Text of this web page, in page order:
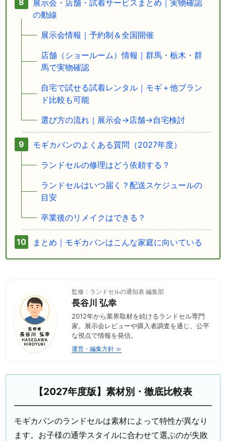
展示会・店舗・試着サービスまとめ｜実物確認
の動線
展示会情報｜予約制＆全国開催
店舗（ショールーム）情報｜群馬・栃木・群
馬で実物確認
自宅で試せる試着レンタル｜モギ＋他ブラン
ド比較も可能
選び方の流れ｜展示会→店舗→自宅検討
モギカバンのよくある質問（2027年度）
ランドセルの修理はどう依頼する？
ランドセルはいつ届く？配送スケジュールの
目安
卒業後のリメイクはできる？
まとめ｜モギカバンはこんな家庭に向いている
監修：ランドセルの通知表 編集部
長谷川 弘幸
2012年から業界取材を続けるランドセル専門
家。展示会レビューや購入者調査を通じ、公平
な視点で情報を発信。
運営・編集方針 ≫
【2027年度版】素材別・徹底比較表
モギカバンのランドセルは素材によって特性が異なり
ます。お子様の通学スタイルに合わせて選ぶのが失敗